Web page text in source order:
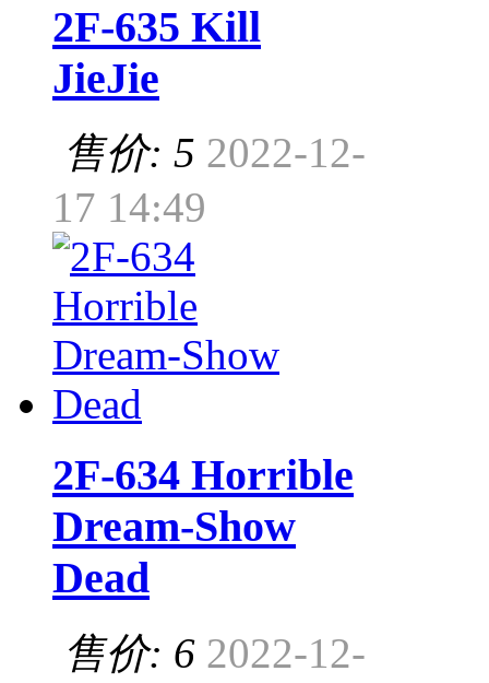
2F-635 Kill
JieJie
售价: 5 2022-12-
17 14:49
2F-634 Horrible
Dream-Show
Dead
售价: 6 2022-12-